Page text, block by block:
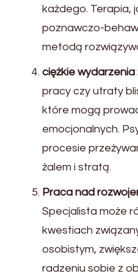
każdego. Terapia,
poznawczo-
metodą
ciężkie wydarzenia
pracy czy utraty
które mogą
emocjonalnych.
procesie
żalem i stratą.
Praca nad
Specjalista może
kwestiach
osobistym,
radzeniu sobie z